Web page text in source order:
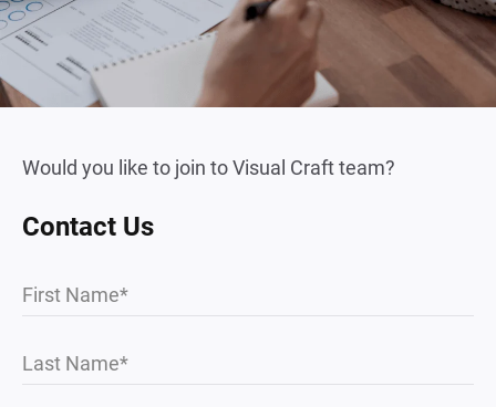
Would you like to join to Visual Craft team?
Contact Us
First Name
Last Name